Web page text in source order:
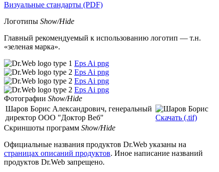
Визуальные стандарты (PDF)
Логотипы Show/Hide
Главный рекомендуемый к использованию логотип — т.н.
«зеленая марка».
Eps Ai png
Eps Ai png
Eps Ai png
Eps Ai png
Фотографии Show/Hide
Шаров Борис Александрович, генеральный
директор ООО "Доктор Веб"
Скачать (.tif)
Скриншоты программ Show/Hide
Официальные названия продуктов Dr.Web указаны на
страницах описаний продуктов. Иное написание названий
продуктов Dr.Web запрещено.